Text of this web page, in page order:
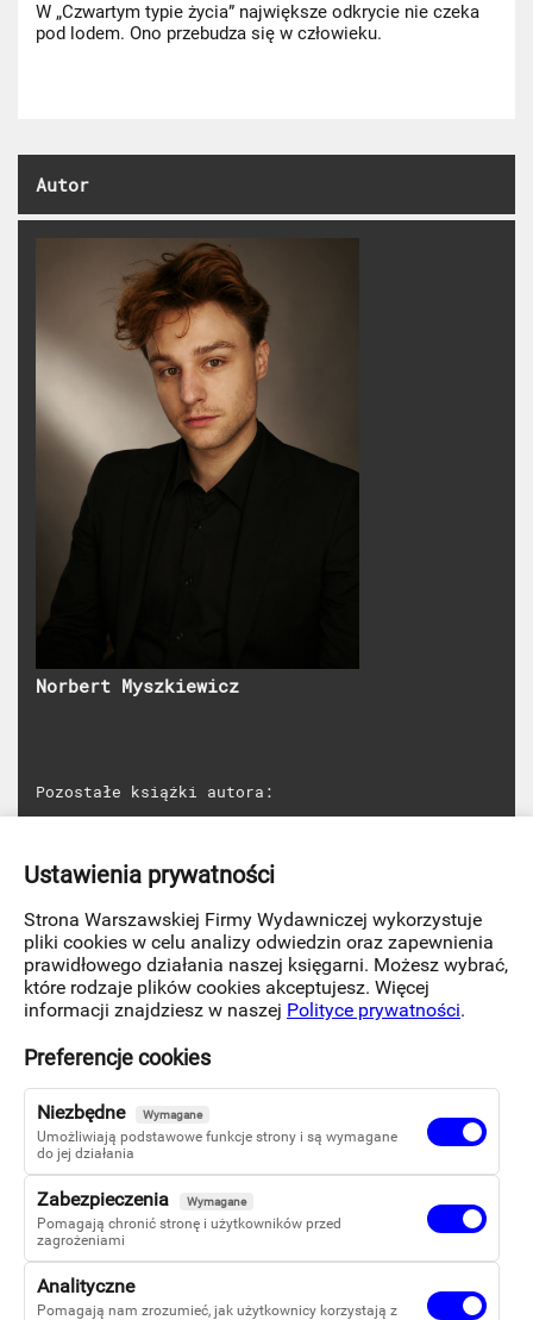
W „Czwartym typie życia” największe odkrycie nie czeka
pod lodem. Ono przebudza się w człowieku.
Autor
Norbert Myszkiewicz
Pozostałe książki autora:
W mojej doskonałej czerni
Myszy słomianego zapału
Norbert Myszkiewicz(ur. 14 października 2000 roku
w Łodzi) – autor mieszkający w Warszawie, zajmujący się
science fiction i thrillera. Jego twórczość wyróżnia się
ludzkim postrzeganiem rzeczywistości z precyzją
naukowego spojrzenia na jej konstrukcję. Inspiracje
czerpie z życia i nauk ścisłych, tworząc historie, które
balansują między uczuciem a logiką.
Ustawienia prywatności
Strona Warszawskiej Firmy Wydawniczej wykorzystuje
pliki cookies w celu analizy odwiedzin oraz zapewnienia
prawidłowego działania naszej księgarni. Możesz wybrać,
które rodzaje plików cookies akceptujesz. Więcej
informacji znajdziesz w naszej Polityce prywatności.
Preferencje cookies
Niezbędne Wymagane
Umożliwiają podstawowe funkcje strony i są wymagane
do jej działania
Zabezpieczenia Wymagane
Pomagają chronić stronę i użytkowników przed
zagrożeniami
Analityczne
Pomagają nam zrozumieć, jak użytkownicy korzystają z